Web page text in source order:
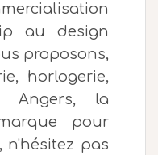
au design
proposons,
horlogerie,
Angers, la
pour
n'hésitez pas